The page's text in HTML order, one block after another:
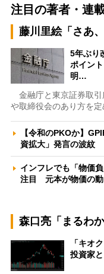
注目の著者・連
藤川里絵「さあ
5年ぶり
ポイン
明…
金融庁と東京証券取引
や取締役会のあり方を
【令和のPKOか】
資拡大」発言の波紋
インフレでも「物価
注目 元本が物価の
森口亮「まるわ
「キオ
投資家